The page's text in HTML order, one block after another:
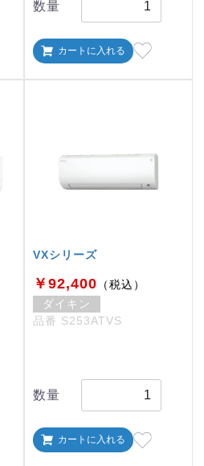
数量
カートに入れる
VXシリーズ
￥92,400 （税込）
ダイキン
品番 S253ATVS
数量
カートに入れる